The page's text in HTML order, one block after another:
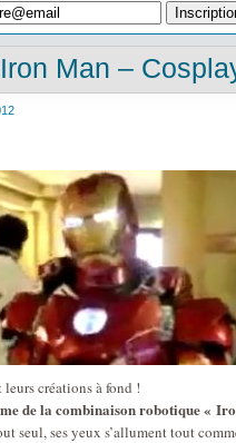
Man –
créations à fond !
de la combinaison robotique «
seul, ses yeux s’allument tout